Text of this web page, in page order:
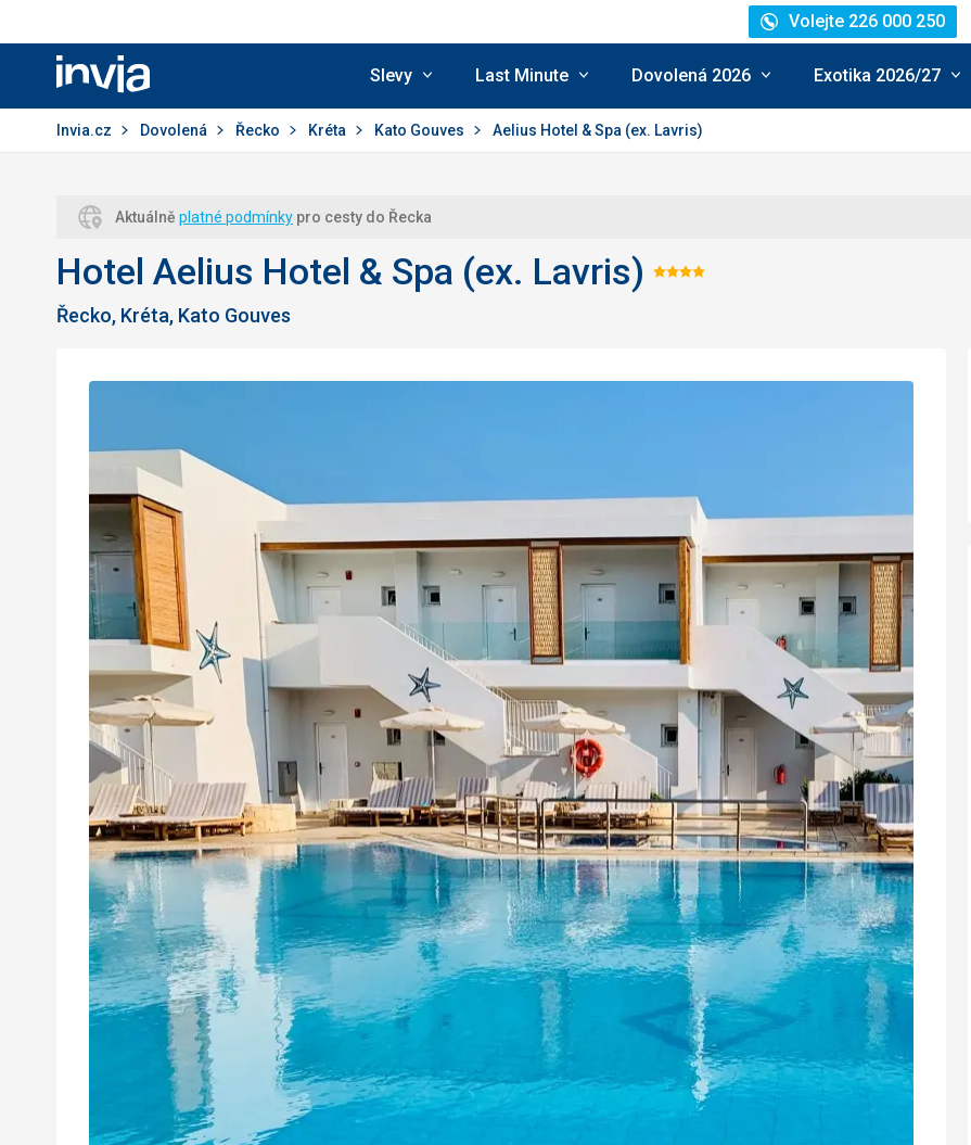
Invia.cz
Volejte 226 000 250
Slevy Last Minute Dovolená 2026 Exotika 2026/27
Invia.cz Dovolená Řecko Kréta Kato Gouves Aelius Hotel & Spa (ex. Lavris)
Aktuálně platné podmínky pro cesty do Řecka
Hotel Aelius Hotel & Spa (ex. Lavris) Hodnocení:
Řecko, Kréta, Kato Gouves